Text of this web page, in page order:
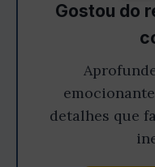
Gostou do
detalhes que